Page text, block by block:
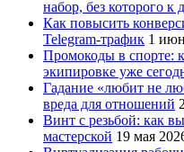
набор, без которого к
Как повысить
Telegram-трафик 1
Промокоды в спорте:
экипировке уже
Гадание «любит не
вреда для отношений
Винт с резьбой: как
мастерской 19 мая